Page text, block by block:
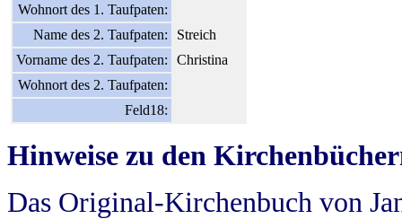
Wohnort des 1. Taufpaten:
Name des 2. Taufpaten:
Streich
Vorname des 2. Taufpaten:
Christina
Wohnort des 2. Taufpaten:
Feld18:
Hinweise zu den
Das Original-Kirchenbuch von